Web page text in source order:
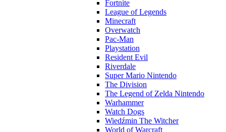
Fortnite
League of Legends
Minecraft
Overwatch
Pac-Man
Playstation
Resident Evil
Riverdale
Super Mario Nintendo
The Division
The Legend of Zelda Nintendo
Warhammer
Watch Dogs
Wiedźmin The Witcher
World of Warcraft